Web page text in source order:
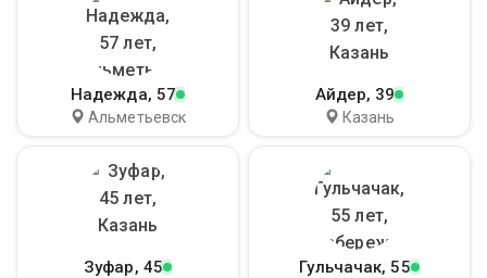
Надежда, 57
Альметьевск
Айдер, 39
Казань
Зуфар, 45 Гульчачак, 55